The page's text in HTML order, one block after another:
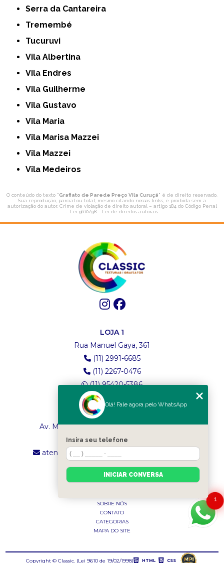
Serra da Cantareira
Tremembé
Tucuruvi
Vila Albertina
Vila Endres
Vila Guilherme
Vila Gustavo
Vila Maria
Vila Marisa Mazzei
Vila Mazzei
Vila Medeiros
O conteúdo do texto "Grafiato de Parede Preço Vila Curuçá" é de direito reservado.
Sua reprodução, parcial ou total, mesmo citando nossos links, é proibida sem a
autorização do autor. Crime de violação de direito autoral – artigo 184 do Código Penal
– Lei 9610/98 - Lei de direitos autorais
LOJA 1
Rua Manuel Gaya, 361
(11) 2991-6685
(11) 2267-0476
(11) 95420-5386
LOJA 2
Av. Maria Amália Lopes de Azevedo, 4260
(11) 2241-8434
atendimento.classictexturas@outlook.com
MENU
SOBRE NÓS
CONTATO
CATEGORIAS
MAPA DO SITE
Copyright © Classic. (Lei 9610 de 19/02/1998) HTML CSS
1
Olá! Fale agora pelo WhatsApp
Insira seu telefone
INICIAR CONVERSA